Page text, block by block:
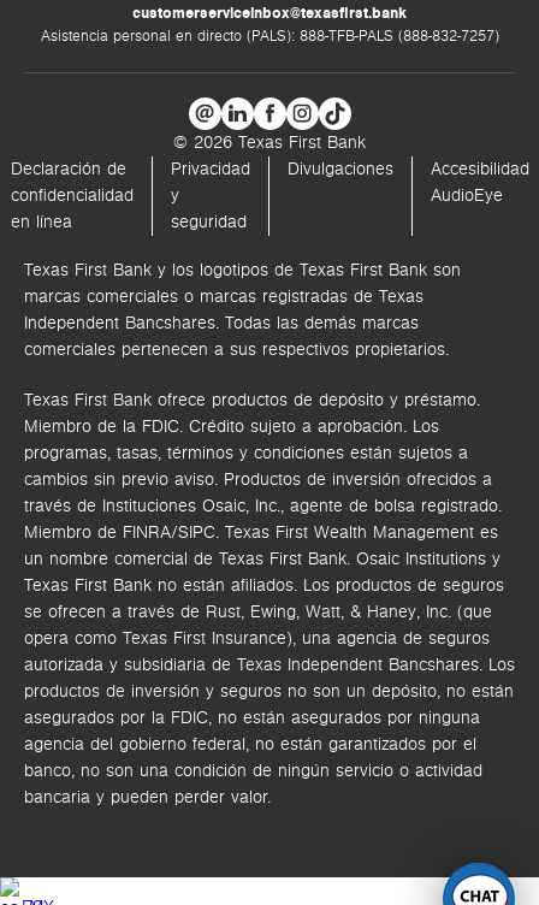
customerserviceinbox@texasfirst.bank
Asistencia personal en directo (PALS): 888-TFB-PALS (888-832-7257)
© 2026 Texas First Bank
Declaración de
confidencialidad
en línea
Privacidad
y
seguridad
Divulgaciones
Accesibilidad
AudioEye
Texas First Bank y los logotipos de Texas First Bank son
marcas comerciales o marcas registradas de Texas
Independent Bancshares. Todas las demás marcas
comerciales pertenecen a sus respectivos propietarios.
Texas First Bank ofrece productos de depósito y préstamo.
Miembro de la FDIC. Crédito sujeto a aprobación. Los
programas, tasas, términos y condiciones están sujetos a
cambios sin previo aviso. Productos de inversión ofrecidos a
través de Instituciones Osaic, Inc., agente de bolsa registrado.
Miembro de FINRA/SIPC. Texas First Wealth Management es
un nombre comercial de Texas First Bank. Osaic Institutions y
Texas First Bank no están afiliados. Los productos de seguros
se ofrecen a través de Rust, Ewing, Watt, & Haney, Inc. (que
opera como Texas First Insurance), una agencia de seguros
autorizada y subsidiaria de Texas Independent Bancshares. Los
productos de inversión y seguros no son un depósito, no están
asegurados por la FDIC, no están asegurados por ninguna
agencia del gobierno federal, no están garantizados por el
banco, no son una condición de ningún servicio o actividad
bancaria y pueden perder valor.